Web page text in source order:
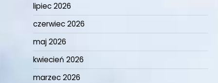
lipiec 2026
czerwiec 2026
maj 2026
kwiecień 2026
marzec 2026